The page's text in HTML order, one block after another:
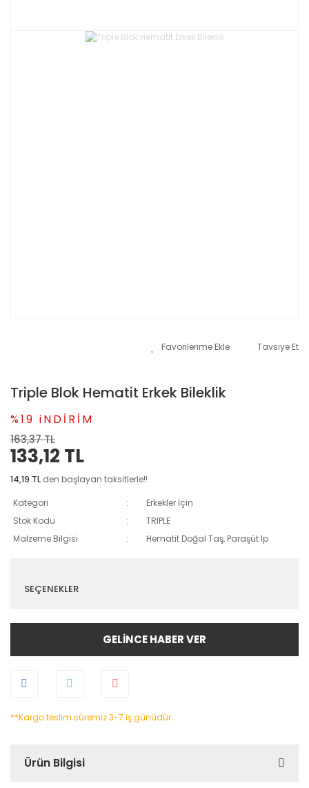
Tavsiye Et
Triple Blok Hematit Erkek Bileklik
%19 iNDİRİM
163,37 TL
133,12 TL
14,19 TL den başlayan taksitlerle!!
Kategori
Erkekler İçin
Stok Kodu
TRIPLE
Malzeme Bilgisi
Hematit Doğal Taş, Paraşüt İp
SEÇENEKLER
GELİNCE HABER VER
**Kargo teslim süremiz 3-7 iş günüdür.
Ürün Bilgisi